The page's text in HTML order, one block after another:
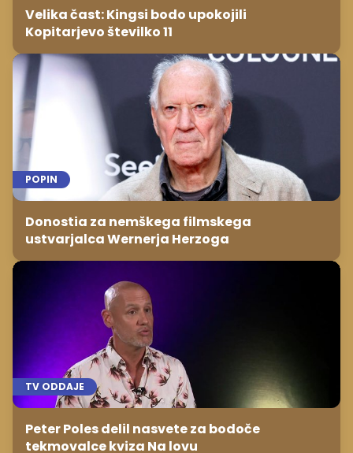
Velika čast: Kingsi bodo upokojili
Kopitarjevo številko 11
POPIN
Donostia za nemškega filmskega
ustvarjalca Wernerja Herzoga
TV ODDAJE
Peter Poles delil nasvete za bodoče
tekmovalce kviza Na lovu